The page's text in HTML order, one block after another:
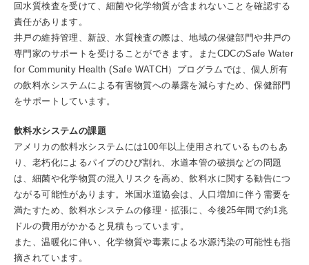
回水質検査を受けて、細菌や化学物質が含まれないことを確認する
責任があります。
井戸の維持管理、新設、水質検査の際は、地域の保健部門や井戸の
専門家のサポートを受けることができます。またCDCのSafe Water
for Community Health (Safe WATCH）プログラムでは、個人所有
の飲料水システムによる有害物質への暴露を減らすため、保健部門
をサポートしています。
飲料水システムの課題
アメリカの飲料水システムには100年以上使用されているものもあ
り、老朽化によるパイプのひび割れ、水道本管の破損などの問題
は、細菌や化学物質の混入リスクを高め、飲料水に関する勧告につ
ながる可能性があります。米国水道協会は、人口増加に伴う需要を
満たすため、飲料水システムの修理・拡張に、今後25年間で約1兆
ドルの費用がかかると見積もっています。
また、温暖化に伴い、化学物質や毒素による水源汚染の可能性も指
摘されています。